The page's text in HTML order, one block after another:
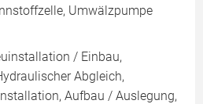
Umwälzpumpe
/ Einbau,
Abgleich,
Aufbau / Auslegung,